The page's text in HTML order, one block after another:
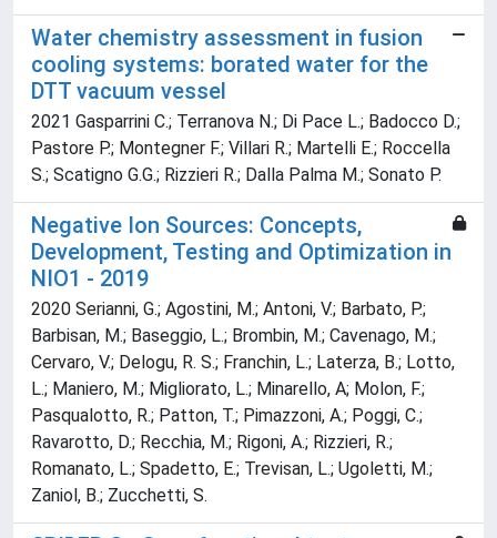
Water chemistry assessment in fusion
cooling systems: borated water for the
DTT vacuum vessel
2021 Gasparrini C.; Terranova N.; Di Pace L.; Badocco D.;
Pastore P.; Montegner F.; Villari R.; Martelli E.; Roccella
S.; Scatigno G.G.; Rizzieri R.; Dalla Palma M.; Sonato P.
Negative Ion Sources: Concepts,
Development, Testing and Optimization in
NIO1 - 2019
2020 Serianni, G.; Agostini, M.; Antoni, V.; Barbato, P.;
Barbisan, M.; Baseggio, L.; Brombin, M.; Cavenago, M.;
Cervaro, V.; Delogu, R. S.; Franchin, L.; Laterza, B.; Lotto,
L.; Maniero, M.; Migliorato, L.; Minarello, A; Molon, F.;
Pasqualotto, R.; Patton, T.; Pimazzoni, A.; Poggi, C.;
Ravarotto, D.; Recchia, M.; Rigoni, A.; Rizzieri, R.;
Romanato, L.; Spadetto, E.; Trevisan, L.; Ugoletti, M.;
Zaniol, B.; Zucchetti, S.